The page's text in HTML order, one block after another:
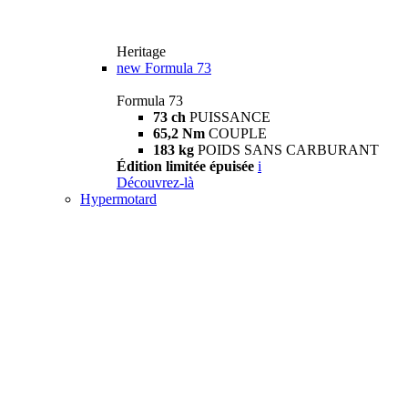
Heritage
new Formula 73
Formula 73
73 ch PUISSANCE
65,2 Nm COUPLE
183 kg POIDS SANS CARBURANT
Édition limitée épuisée i
Découvrez-là
Hypermotard